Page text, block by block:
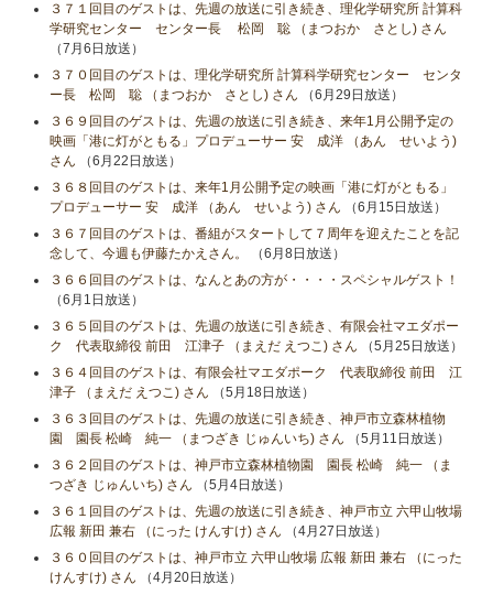
３７１回目のゲストは、先週の放送に引き続き、理化学研究所 計算科
学研究センター センター長 松岡 聡 （まつおか さとし) さん
（7月6日放送）
３７０回目のゲストは、理化学研究所 計算科学研究センター センタ
ー長 松岡 聡 （まつおか さとし) さん （6月29日放送）
３６９回目のゲストは、先週の放送に引き続き、来年1月公開予定の
映画「港に灯がともる」プロデューサー 安 成洋 （あん せいよう)
さん （6月22日放送）
３６８回目のゲストは、来年1月公開予定の映画「港に灯がともる」
プロデューサー 安 成洋 （あん せいよう) さん （6月15日放送）
３６７回目のゲストは、番組がスタートして７周年を迎えたことを記
念して、今週も伊藤たかえさん。
（6月8日放送）
３６６回目のゲストは、なんとあの方が・・・・スペシャルゲスト！
（6月1日放送）
３６５回目のゲストは、先週の放送に引き続き、有限会社マエダポー
ク 代表取締役 前田 江津子 （まえだ えつこ) さん （5月25日放送）
３６４回目のゲストは、有限会社マエダポーク 代表取締役 前田 江
津子 （まえだ えつこ) さん （5月18日放送）
３６３回目のゲストは、先週の放送に引き続き、神戸市立森林植物
園 園長 松崎 純一 （まつざき じゅんいち) さん （5月11日放送）
３６２回目のゲストは、神戸市立森林植物園 園長 松崎 純一 （ま
つざき じゅんいち) さん （5月4日放送）
３６１回目のゲストは、先週の放送に引き続き、神戸市立 六甲山牧場
広報 新田 兼右 （にった けんすけ) さん （4月27日放送）
３６０回目のゲストは、神戸市立 六甲山牧場 広報 新田 兼右 （にった
けんすけ) さん （4月20日放送）